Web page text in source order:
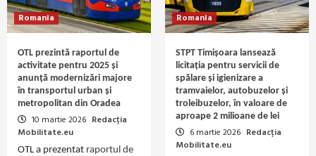
Romania
OTL prezintă raportul de
activitate pentru 2025 și
anunță modernizări majore
în transportul urban și
metropolitan din Oradea
10 martie 2026 Redacția
Mobilitate.eu
OTL a prezentat raportul de
Romania
STPT Timișoara lansează
licitația pentru servicii de
spălare și igienizare a
tramvaielor, autobuzelor și
troleibuzelor, în valoare de
aproape 2 milioane de lei
6 martie 2026 Redacția
Mobilitate.eu